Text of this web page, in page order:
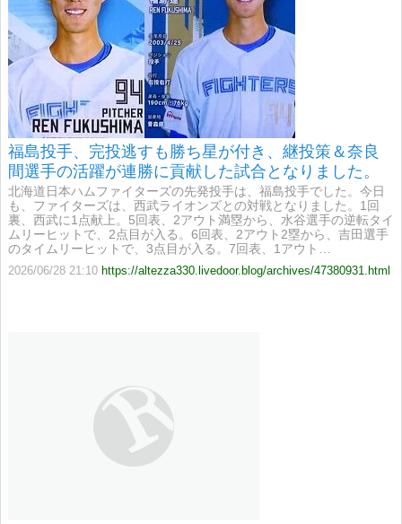
福島投手、完投逃すも勝ち星が付き、継投策＆奈良
間選手の活躍が連勝に貢献した試合となりました。
北海道日本ハムファイターズの先発投手は、福島投手でした。今日
も、ファイターズは、西武ライオンズとの対戦となりました。1回
裏、西武に1点献上。5回表、2アウト満塁から、水谷選手の逆転タイ
ムリーヒットで、2点目が入る。6回表、2アウト2塁から、吉田選手
のタイムリーヒットで、3点目が入る。7回表、1アウト…
2026/06/28 21:10 https://altezza330.livedoor.blog/archives/47380931.html